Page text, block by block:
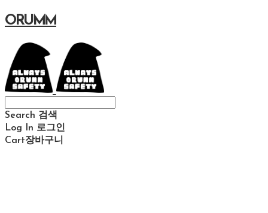
ORUMM
Search 검색
Log In 로그인
Cart장바구니